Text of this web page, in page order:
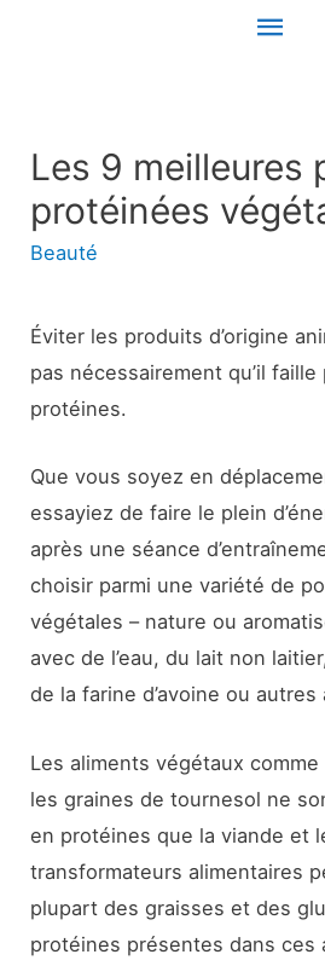
Menu
Les 9 meilleures
protéinées
Beauté
Éviter les produits d’origine
pas nécessairement qu’il
protéines.
Que vous soyez en
essayiez de faire le plein
après une séance
choisir parmi une variété de
végétales – nature ou
avec de l’eau, du lait non
de la farine d’avoine ou autres
Les aliments végétaux
les graines de tournesol ne
en protéines que la viande et
transformateurs alimentaires
plupart des graisses et des
protéines présentes dans ces